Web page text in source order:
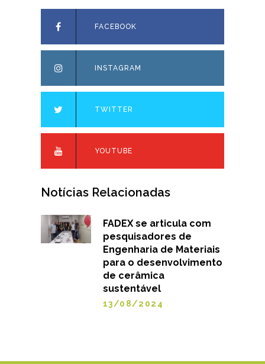
FACEBOOK
INSTAGRAM
TWITTER
YOUTUBE
Notícias Relacionadas
FADEX se articula com
pesquisadores de
Engenharia de Materiais
para o desenvolvimento
de cerâmica
sustentável
13/08/2024